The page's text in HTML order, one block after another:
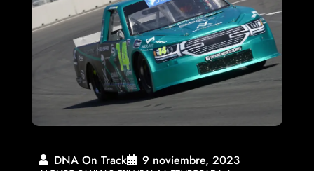
DNA On Track 9 noviembre, 2023